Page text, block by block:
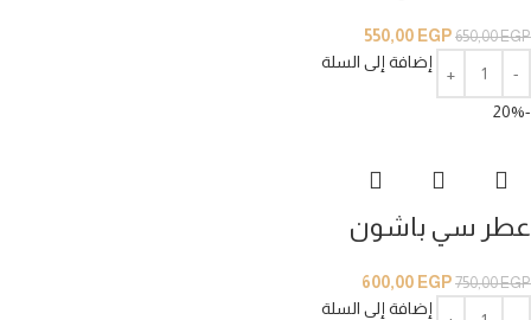
650,00EGP
550,00 EGP
إضافة إلى السلة
-20%
عطر سي باشون
750,00EGP
600,00 EGP
إضافة إلى السلة